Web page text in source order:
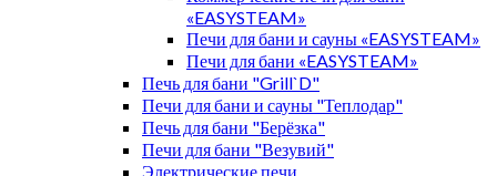
«EASYSTEAM»
Печи для бани и сауны «EASYSTEAM»
Печи для бани «EASYSTEAM»
Печь для бани "Grill`D"
Печи для бани и сауны "Теплодар"
Печь для бани "Берёзка"
Печи для бани "Везувий"
Электрические печи